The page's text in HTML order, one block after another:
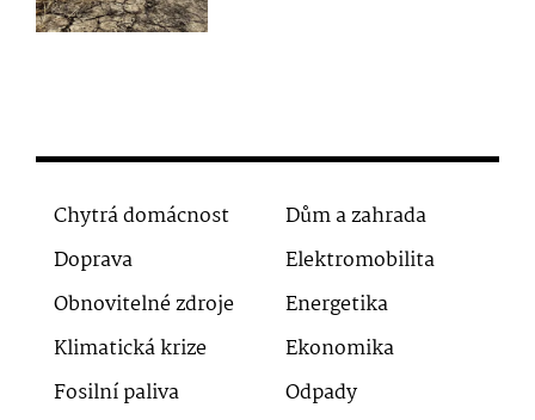
Chytrá domácnost
Dům a zahrada
Doprava
Elektromobilita
Obnovitelné zdroje
Energetika
Klimatická krize
Ekonomika
Fosilní paliva
Odpady